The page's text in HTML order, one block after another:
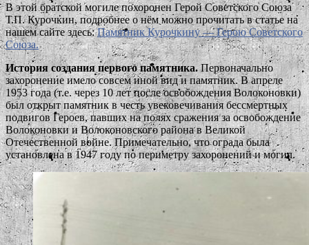
В этой братской могиле похоронен Герой Советского Союза
Т.П. Курочкин, подробнее о нём можно прочитать в статье на
нашем сайте здесь:Памятник Курочкину — Герою Советского
Союза.
История создания первого памятника.Первоначально
захоронение имело совсем иной вид и памятник. В апреле
1953 года (т.е. через 10 лет после освобождения Волоконовки)
был открыт памятник в честь увековечивания бессмертных
подвигов Героев, павших на полях сражения за освобождение
Волоконовки и Волоконовского района в Великой
Отечественной войне. Примечательно, что ограда была
установлена в 1947 году по периметру захоронений и могил.